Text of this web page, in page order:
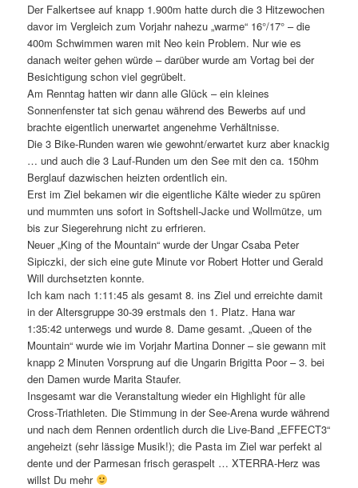
Der Falkertsee auf knapp 1.900m hatte durch die 3 Hitzewochen
davor im Vergleich zum Vorjahr nahezu „warme“ 16°/17° – die
400m Schwimmen waren mit Neo kein Problem. Nur wie es
danach weiter gehen würde – darüber wurde am Vortag bei der
Besichtigung schon viel gegrübelt.
Am Renntag hatten wir dann alle Glück – ein kleines
Sonnenfenster tat sich genau während des Bewerbs auf und
brachte eigentlich unerwartet angenehme Verhältnisse.
Die 3 Bike-Runden waren wie gewohnt/erwartet kurz aber knackig
… und auch die 3 Lauf-Runden um den See mit den ca. 150hm
Berglauf dazwischen heizten ordentlich ein.
Erst im Ziel bekamen wir die eigentliche Kälte wieder zu spüren
und mummten uns sofort in Softshell-Jacke und Wollmütze, um
bis zur Siegerehrung nicht zu erfrieren.
Neuer „King of the Mountain“ wurde der Ungar Csaba Peter
Sipiczki, der sich eine gute Minute vor Robert Hotter und Gerald
Will durchsetzten konnte.
Ich kam nach 1:11:45 als gesamt 8. ins Ziel und erreichte damit
in der Altersgruppe 30-39 erstmals den 1. Platz. Hana war
1:35:42 unterwegs und wurde 8. Dame gesamt. „Queen of the
Mountain“ wurde wie im Vorjahr Martina Donner – sie gewann mit
knapp 2 Minuten Vorsprung auf die Ungarin Brigitta Poor – 3. bei
den Damen wurde Marita Staufer.
Insgesamt war die Veranstaltung wieder ein Highlight für alle
Cross-Triathleten. Die Stimmung in der See-Arena wurde während
und nach dem Rennen ordentlich durch die Live-Band „EFFECT3“
angeheizt (sehr lässige Musik!); die Pasta im Ziel war perfekt al
dente und der Parmesan frisch geraspelt … XTERRA-Herz was
willst Du mehr